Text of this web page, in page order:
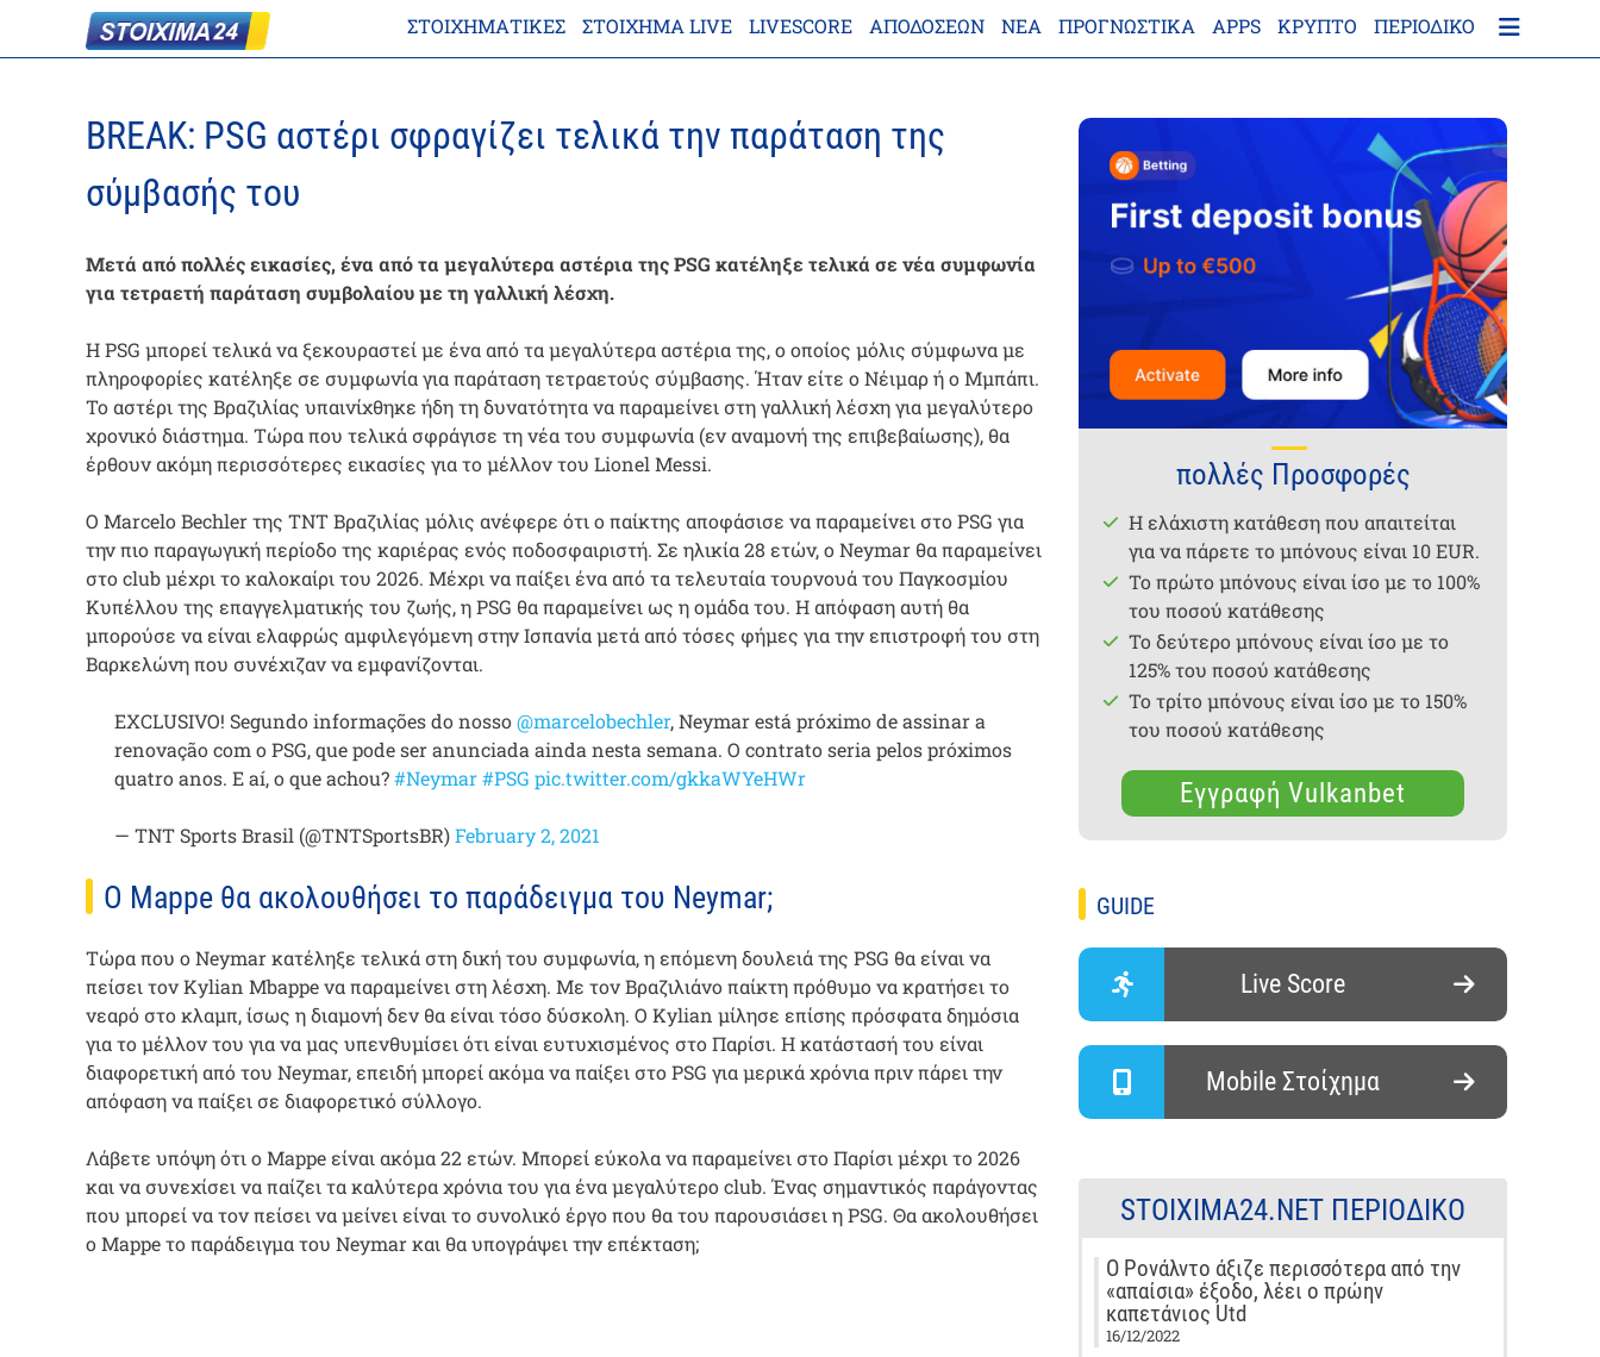
ΣΤΟΙΧΗΜΑΤΙΚΕΣ ΣΤΟΊΧΗΜΑ LIVE LIVESCORE ΑΠΟΔΌΣΕΩΝ ΝΈΑ ΠΡΟΓΝΩΣΤΙΚΑ APPS ΚΡΎΠΤΟ ΠΕΡΙΟΔΙΚΌ
BREAK: PSG αστέρι σφραγίζει τελικά την παράταση της
σύμβασής του
Μετά από πολλές εικασίες, ένα από τα μεγαλύτερα αστέρια της PSG κατέληξε τελικά σε νέα συμφωνία
για τετραετή παράταση συμβολαίου με τη γαλλική λέσχη.
Η PSG μπορεί τελικά να ξεκουραστεί με ένα από τα μεγαλύτερα αστέρια της, ο οποίος μόλις σύμφωνα με
πληροφορίες κατέληξε σε συμφωνία για παράταση τετραετούς σύμβασης. Ήταν είτε ο Νέιμαρ ή ο Μμπάπι.
Το αστέρι της Βραζιλίας υπαινίχθηκε ήδη τη δυνατότητα να παραμείνει στη γαλλική λέσχη για μεγαλύτερο
χρονικό διάστημα. Τώρα που τελικά σφράγισε τη νέα του συμφωνία (εν αναμονή της επιβεβαίωσης), θα
έρθουν ακόμη περισσότερες εικασίες για το μέλλον του Lionel Messi.
Ο Marcelo Bechler της TNT Βραζιλίας μόλις ανέφερε ότι ο παίκτης αποφάσισε να παραμείνει στο PSG για
την πιο παραγωγική περίοδο της καριέρας ενός ποδοσφαιριστή. Σε ηλικία 28 ετών, ο Neymar θα παραμείνει
στο club μέχρι το καλοκαίρι του 2026. Μέχρι να παίξει ένα από τα τελευταία τουρνουά του Παγκοσμίου
Κυπέλλου της επαγγελματικής του ζωής, η PSG θα παραμείνει ως η ομάδα του. Η απόφαση αυτή θα
μπορούσε να είναι ελαφρώς αμφιλεγόμενη στην Ισπανία μετά από τόσες φήμες για την επιστροφή του στη
Βαρκελώνη που συνέχιζαν να εμφανίζονται.
EXCLUSIVO! Segundo informações do nosso@marcelobechler, Neymar está próximo de assinar a
renovação com o PSG, que pode ser anunciada ainda nesta semana. O contrato seria pelos próximos
quatro anos. E aí, o que achou?#Neymar#PSG pic.twitter.com/gkkaWYeHWr
— TNT Sports Brasil (@TNTSportsBR)February 2, 2021
Ο Mappe θα ακολουθήσει το παράδειγμα του Neymar;
Τώρα που ο Neymar κατέληξε τελικά στη δική του συμφωνία, η επόμενη δουλειά της PSG θα είναι να
πείσει τον Kylian Mbappe να παραμείνει στη λέσχη. Με τον Βραζιλιάνο παίκτη πρόθυμο να κρατήσει το
νεαρό στο κλαμπ, ίσως η διαμονή δεν θα είναι τόσο δύσκολη. Ο Kylian μίλησε επίσης πρόσφατα δημόσια
για το μέλλον του για να μας υπενθυμίσει ότι είναι ευτυχισμένος στο Παρίσι. Η κατάστασή του είναι
διαφορετική από του Neymar, επειδή μπορεί ακόμα να παίξει στο PSG για μερικά χρόνια πριν πάρει την
απόφαση να παίξει σε διαφορετικό σύλλογο.
Λάβετε υπόψη ότι ο Mappe είναι ακόμα 22 ετών. Μπορεί εύκολα να παραμείνει στο Παρίσι μέχρι το 2026
και να συνεχίσει να παίζει τα καλύτερα χρόνια του για ένα μεγαλύτερο club. Ένας σημαντικός παράγοντας
που μπορεί να τον πείσει να μείνει είναι το συνολικό έργο που θα του παρουσιάσει η PSG. Θα ακολουθήσει
ο Mappe το παράδειγμα του Neymar και θα υπογράψει την επέκταση;
πολλές Προσφορές
Η ελάχιστη κατάθεση που απαιτείται
για να πάρετε το μπόνους είναι 10 EUR.
Το πρώτο μπόνους είναι ίσο με το 100%
του ποσού κατάθεσης
Το δεύτερο μπόνους είναι ίσο με το
125% του ποσού κατάθεσης
Το τρίτο μπόνους είναι ίσο με το 150%
του ποσού κατάθεσης
Εγγραφή Vulkanbet
GUIDE
Live Score
Mobile Στοίχημα
STOIXIMA24.NET ΠΕΡΙΟΔΙΚΌ
Ο Ρονάλντο άξιζε περισσότερα από την
«απαίσια» έξοδο, λέει ο πρώην
καπετάνιος Utd
16/12/2022